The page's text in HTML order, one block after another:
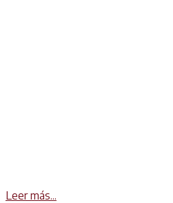
Leer más...